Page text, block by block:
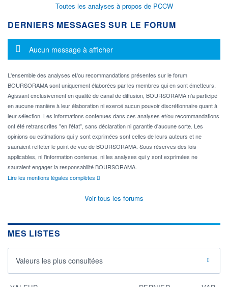
Toutes les analyses à propos de PCCW
DERNIERS MESSAGES SUR LE FORUM
Message d'information
Aucun message à afficher
L'ensemble des analyses et/ou recommandations présentes sur le forum
BOURSORAMA sont uniquement élaborées par les membres qui en sont émetteurs.
Agissant exclusivement en qualité de canal de diffusion, BOURSORAMA n'a participé
en aucune manière à leur élaboration ni exercé aucun pouvoir discrétionnaire quant à
leur sélection. Les informations contenues dans ces analyses et/ou recommandations
ont été retranscrites "en l'état", sans déclaration ni garantie d'aucune sorte. Les
opinions ou estimations qui y sont exprimées sont celles de leurs auteurs et ne
sauraient refléter le point de vue de BOURSORAMA. Sous réserves des lois
applicables, ni l'information contenue, ni les analyses qui y sont exprimées ne
sauraient engager la responsabilité BOURSORAMA.
Lire les mentions légales complètes
Voir tous les forums
MES LISTES
Valeurs les plus consultées